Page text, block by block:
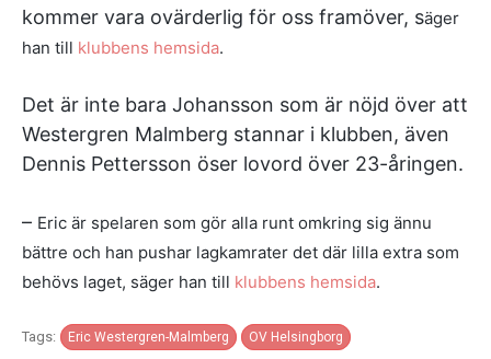
kommer vara ovärderlig för oss framöver, säger
han till klubbens hemsida.
Det är inte bara Johansson som är nöjd över att
Westergren Malmberg stannar i klubben, även
Dennis Pettersson öser lovord över 23-åringen.
– Eric är spelaren som gör alla runt omkring sig ännu
bättre och han pushar lagkamrater det där lilla extra som
behövs laget, säger han till klubbens hemsida.
Tags: Eric Westergren-Malmberg OV Helsingborg